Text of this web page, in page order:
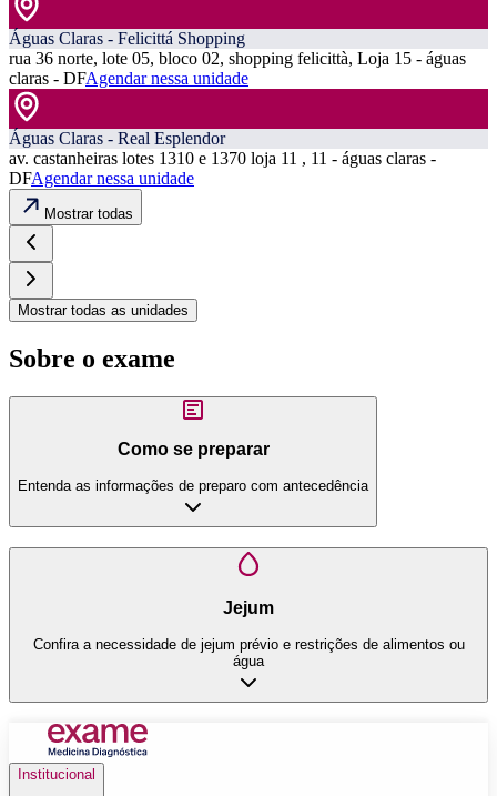
Águas Claras - Felicittá Shopping
rua 36 norte, lote 05, bloco 02, shopping felicittà, Loja 15 - águas
claras - DFAgendar nessa unidade
Águas Claras - Real Esplendor
av. castanheiras lotes 1310 e 1370 loja 11 , 11 - águas claras -
DFAgendar nessa unidade
Mostrar todas
Mostrar todas as unidades
Sobre o exame
Como se preparar
Entenda as informações de preparo com antecedência
Jejum
Confira a necessidade de jejum prévio e restrições de alimentos ou
água
Institucional